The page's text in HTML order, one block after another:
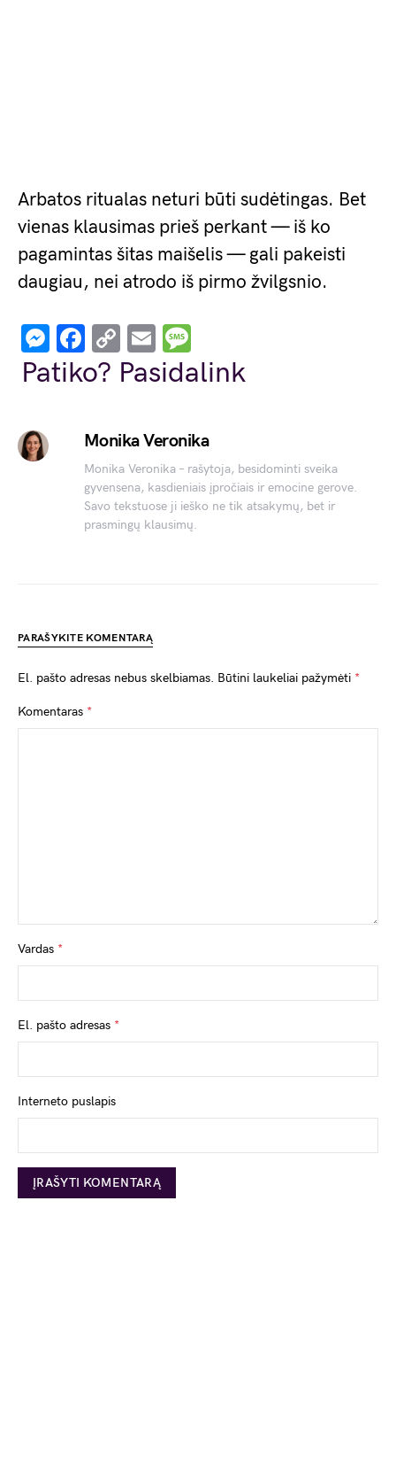
Arbatos ritualas neturi būti sudėtingas. Bet
vienas klausimas prieš perkant — iš ko
pagamintas šitas maišelis — gali pakeisti
daugiau, nei atrodo iš pirmo žvilgsnio.
Messenger
Facebook
Copy
Link
Email
Patiko? Pasidalink
Monika Veronika
Monika Veronika – rašytoja, besidominti sveika
gyvensena, kasdieniais įpročiais ir emocine gerove.
Savo tekstuose ji ieško ne tik atsakymų, bet ir
prasmingų klausimų.
PARAŠYKITE KOMENTARĄ
El. pašto adresas nebus skelbiamas. Būtini laukeliai pažymėti *
Komentaras *
Vardas *
El. pašto adresas *
Interneto puslapis